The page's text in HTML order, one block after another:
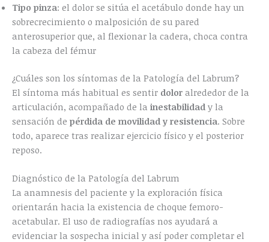
Tipo pinza: el dolor se sitúa el acetábulo donde hay un
sobrecrecimiento o malposición de su pared
anterosuperior que, al flexionar la cadera, choca contra
la cabeza del fémur
¿Cuáles son los síntomas de la Patología del Labrum?
El síntoma más habitual es sentir dolor alrededor de la
articulación, acompañado de la inestabilidad y la
sensación de pérdida de movilidad y resistencia. Sobre
todo, aparece tras realizar ejercicio físico y el posterior
reposo.
Diagnóstico de la Patología del Labrum
La anamnesis del paciente y la exploración física
orientarán hacia la existencia de choque femoro-
acetabular. El uso de radiografías nos ayudará a
evidenciar la sospecha inicial y así poder completar el